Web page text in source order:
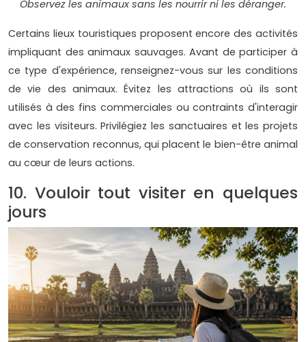
Observez les animaux sans les nourrir ni les déranger.
Certains lieux touristiques proposent encore des activités
impliquant des animaux sauvages. Avant de participer à
ce type d'expérience, renseignez-vous sur les conditions
de vie des animaux. Évitez les attractions où ils sont
utilisés à des fins commerciales ou contraints d'interagir
avec les visiteurs. Privilégiez les sanctuaires et les projets
de conservation reconnus, qui placent le bien-être animal
au cœur de leurs actions.
10. Vouloir tout visiter en quelques
jours